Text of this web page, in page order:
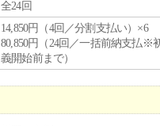
全24回
14,850円（4回／分割支払い）×6
80,850円（24回／一括前納支払※
義開始前まで）